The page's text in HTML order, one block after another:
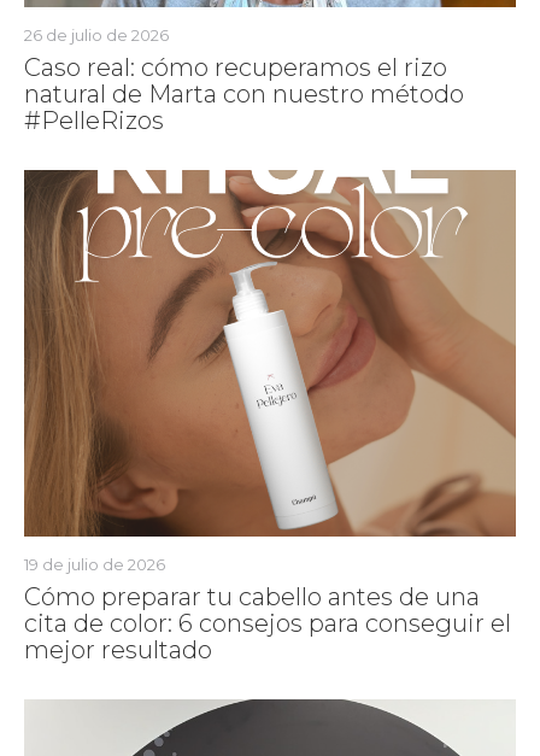
26 de julio de 2026
Caso real: cómo recuperamos el rizo
natural de Marta con nuestro método
#PelleRizos
19 de julio de 2026
Cómo preparar tu cabello antes de una
cita de color: 6 consejos para conseguir el
mejor resultado